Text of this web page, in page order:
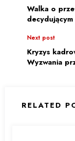
Walka o
Next post
Kryzys
Wyzwania
RELATED